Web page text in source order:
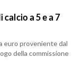
a 5 e a 7
euro proveniente dal
della commissione